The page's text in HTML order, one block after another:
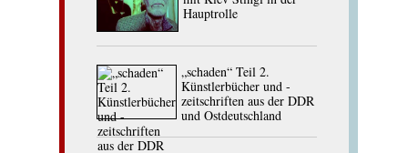
Hauptrolle
„schaden“ Teil 2.
Künstlerbücher und -
zeitschriften aus der DDR
und Ostdeutschland